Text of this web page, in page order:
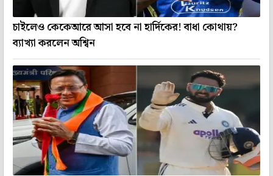
চাইলেও কেকেআরে আসা হবে না হার্দিকের! বাধা কোথায়?
ব্যাখ্যা করলেন অশ্বিন